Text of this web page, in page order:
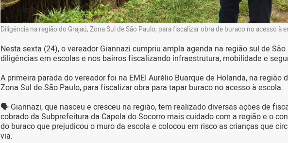
Diligência na região do Grajaú, Zona Sul de São Paulo, para fiscalizar obra de buraco no acesso à
Nesta sexta (24), o vereador Giannazi cumpriu ampla agenda na região sul de
diligências em escolas e nos bairros fiscalizando infraestrutura, mobilidade e
A primeira parada do vereador foi na EMEI Aurélio Buarque de Holanda, na região
Zona Sul de São Paulo, para fiscalizar obra para tapar buraco no acesso à escola.
🗣 Giannazi, que nasceu e cresceu na região, tem realizado diversas ações de
cobrado da Subprefeitura da Capela do Socorro mais cuidado com a região e o
do buraco que prejudicou o muro da escola e colocou em risco as crianças que
via.